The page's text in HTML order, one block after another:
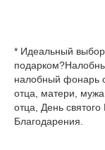
* Идеальный
налобный фонарь
отца, матери,
отца, День
Благодарения.